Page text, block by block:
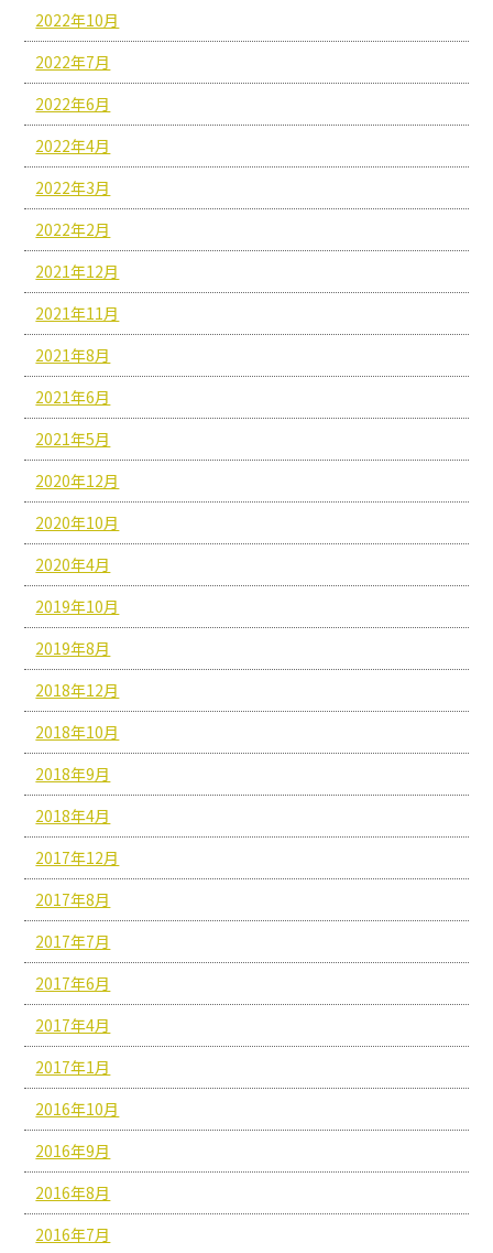
2022年10月
2022年7月
2022年6月
2022年4月
2022年3月
2022年2月
2021年12月
2021年11月
2021年8月
2021年6月
2021年5月
2020年12月
2020年10月
2020年4月
2019年10月
2019年8月
2018年12月
2018年10月
2018年9月
2018年4月
2017年12月
2017年8月
2017年7月
2017年6月
2017年4月
2017年1月
2016年10月
2016年9月
2016年8月
2016年7月